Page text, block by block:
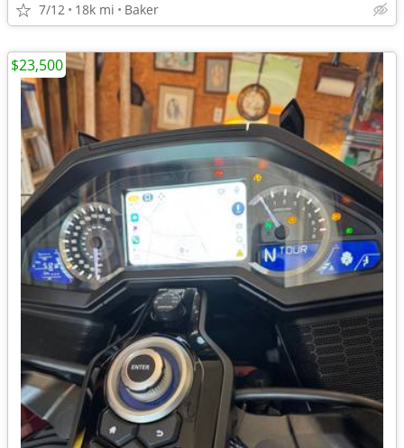
7/12 18k mi Baker
$23,500